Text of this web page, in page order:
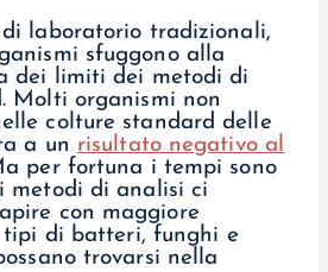
laboratorio tradizionali,
sfuggono alla
dei limiti dei metodi di
Molti organismi non
colture standard delle
a un risultato negativo al
per fortuna i tempi sono
metodi di analisi ci
con maggiore
tipi di batteri, funghi e
trovarsi nella